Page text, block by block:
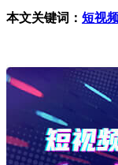
本文关键词： 短视